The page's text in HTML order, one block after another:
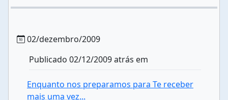
02/dezembro/2009
Publicado 02/12/2009 atrás em
Enquanto nos preparamos para Te receber
mais uma vez...